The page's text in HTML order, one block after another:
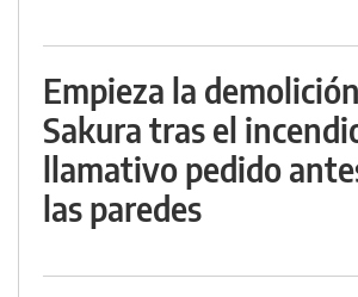
Empieza la
Sakura tras el
llamativo pedido
las paredes